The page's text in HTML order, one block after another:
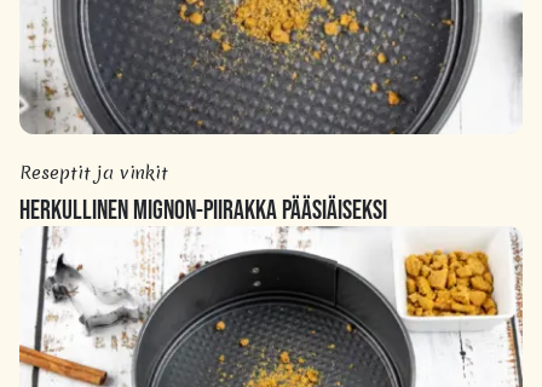
Reseptit ja vinkit
HERKULLINEN MIGNON-PIIRAKKA PÄÄSIÄISEKSI